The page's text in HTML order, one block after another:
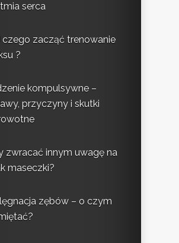
serca
czego zacząć trenowanie
?
kompulsywne –
przyczyny i skutki
zwracać innym uwagę na
maseczki?
zębów – o czym